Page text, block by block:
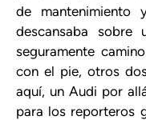
de mantenimiento
descansaba
seguramente
con el pie, otros
aquí, un Audi por
para los reporteros